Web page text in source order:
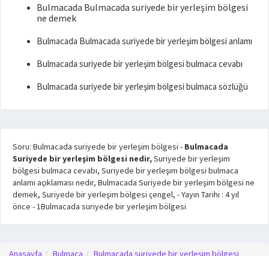
Bulmacada Bulmacada suriyede bir yerleşim bölgesi
ne demek
Bulmacada Bulmacada suriyede bir yerleşim bölgesi anlamı
Bulmacada suriyede bir yerleşim bölgesi bulmaca cevabı
Bulmacada suriyede bir yerleşim bölgesi bulmaca sözlüğü
Soru: Bulmacada suriyede bir yerleşim bölgesi - Bulmacada
Suriyede bir yerleşim bölgesi nedir,Suriyede bir yerleşim
bölgesi bulmaca cevabı, Suriyede bir yerleşim bölgesi bulmaca
anlamı açıklaması nedir, Bulmacada Suriyede bir yerleşim bölgesi ne
demek, Suriyede bir yerleşim bölgesi çengel, - Yayın Tarihi : 4 yıl
önce -1Bulmacada suriyede bir yerleşim bölgesi
Anasayfa Bulmaca Bulmacada suriyede bir yerleşim bölgesi